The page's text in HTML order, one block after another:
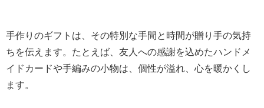
手作りのギフトは、その特別な手間と時間が贈り手の気持
ちを伝えます。たとえば、友人への感謝を込めたハンドメ
イドカードや手編みの小物は、個性が溢れ、心を暖かくし
ます。